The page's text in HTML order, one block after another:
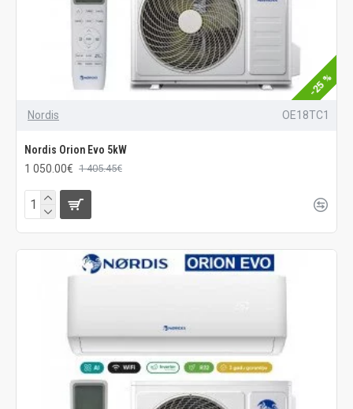
-25 %
Nordis OE18TC1
Nordis Orion Evo 5kW
1 050.00€ 1 405.45€